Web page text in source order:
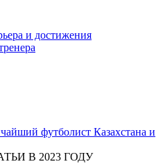
и достижения
футболист Казахстана и
В 2023 ГОДУ